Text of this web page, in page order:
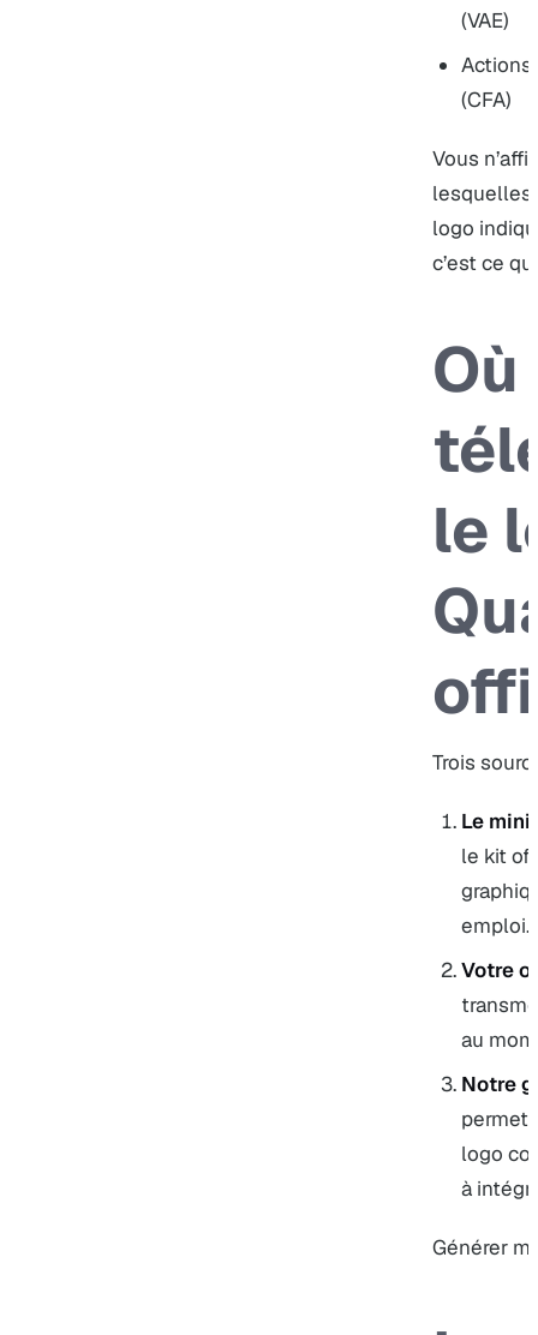
(VAE)
Actions
(CFA)
Vous
lesquelles
logo
c’est ce
Où
le
Trois
Le
le kit
Votre
au
Notre
logo
à
Générer